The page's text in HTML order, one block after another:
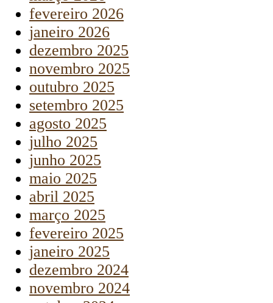
fevereiro 2026
janeiro 2026
dezembro 2025
novembro 2025
outubro 2025
setembro 2025
agosto 2025
julho 2025
junho 2025
maio 2025
abril 2025
março 2025
fevereiro 2025
janeiro 2025
dezembro 2024
novembro 2024